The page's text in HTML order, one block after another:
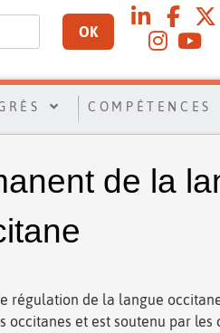
OK
COMPÉTENCES
de la
régulation de la langue
occitanes et est soutenu par les